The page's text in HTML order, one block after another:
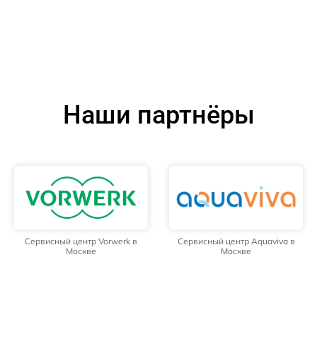
Наши партнёры
Сервисный центр Vorwerk в
Москве
Сервисный центр Aquaviva в
Москве